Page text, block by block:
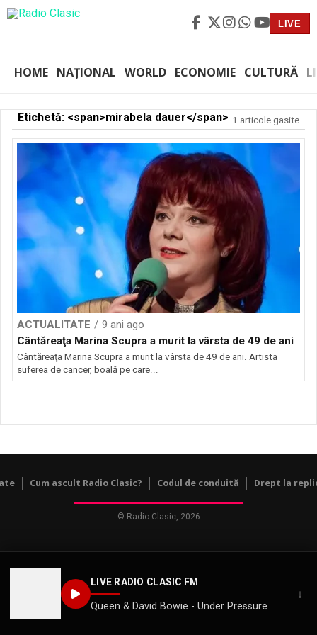
LIVE
HOME NAȚIONAL WORLD ECONOMIE CULTURĂ
LIVE RADIO CLASIC FM
Queen & David Bowie - Under Pressure
↓
Etichetă: <span>mirabela dauer</span> 1 articole gasite
ACTUALITATE
9 ani ago
Cântăreaţa Marina Scupra a murit la vârsta de 49 de ani
Cântăreaţa Marina Scupra a murit la vârsta de 49 de ani. Artista
suferea de cancer, boală pe care...
Cum ascult Radio Clasic? Codul de conduită Drept la
© Radio Clasic, 2026